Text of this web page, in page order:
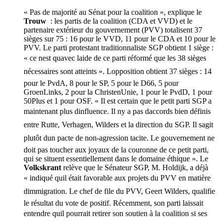
« Pas de majorité au Sénat pour la coalition », explique le
Trouw : les partis de la coalition (CDA et VVD) et le
partenaire extérieur du gouvernement (PVV) totalisent 37
sièges sur 75 : 16 pour le VVD, 11 pour le CDA et 10 pour le
PVV. Le parti protestant traditionnaliste SGP obtient 1 siège :
« ce nest quavec laide de ce parti réformé que les 38 sièges
nécessaires sont atteints ». Lopposition obtient 37 sièges : 14
pour le PvdA, 8 pour le SP, 5 pour le D66, 5 pour
GroenLinks, 2 pour la ChristenUnie, 1 pour le PvdD, 1 pour
50Plus et 1 pour OSF. « Il est certain que le petit parti SGP a
maintenant plus dinfluence. Il ny a pas daccords bien définis
entre Rutte, Verhagen, Wilders et la direction du SGP. Il sagit
plutôt dun pacte de non-agression tacite. Le gouvernement ne
doit pas toucher aux joyaux de la couronne de ce petit parti,
qui se situent essentiellement dans le domaine éthique ». Le
Volkskrant relève que le Sénateur SGP, M. Holdijk, a déjà
« indiqué quil était favorable aux projets du PVV en matière
dimmigration. Le chef de file du PVV, Geert Wilders, qualifie
le résultat du vote de positif. Récemment, son parti laissait
entendre quil pourrait retirer son soutien à la coalition si ses